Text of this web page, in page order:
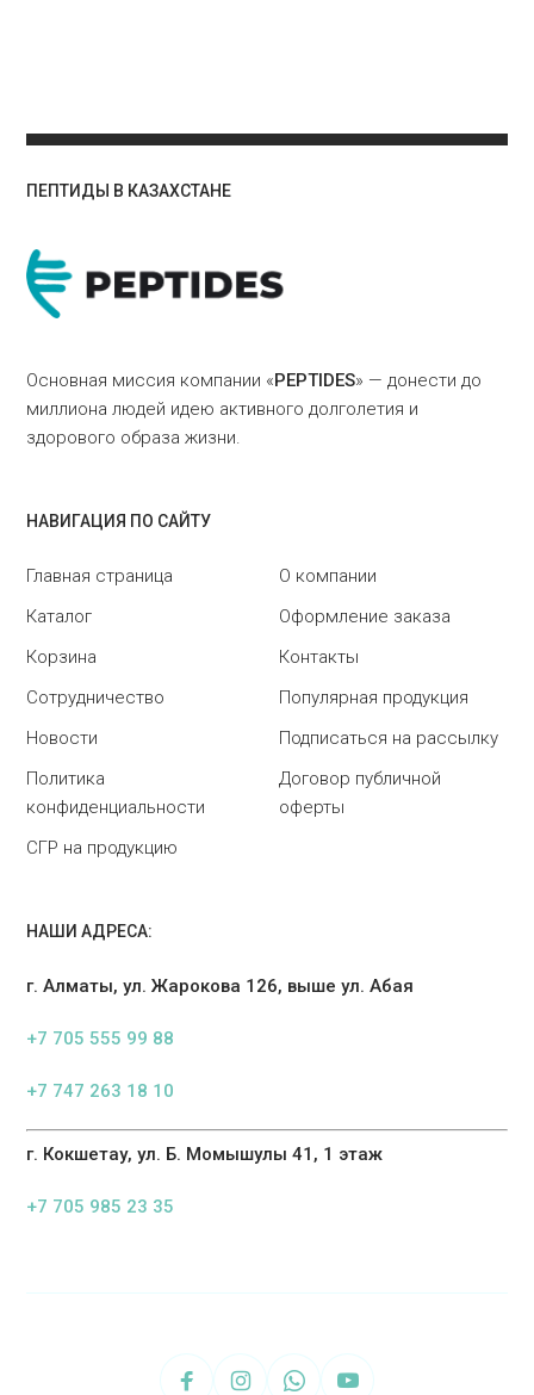
ПЕПТИДЫ В КАЗАХСТАНЕ
Основная миссия компании «PEPTIDES» — донести до
миллиона людей идею активного долголетия и
здорового образа жизни.
НАВИГАЦИЯ ПО САЙТУ
Главная страница
О компании
Каталог
Оформление заказа
Корзина
Контакты
Сотрудничество
Популярная продукция
Новости
Подписаться на рассылку
Политика
конфиденциальности
Договор публичной
оферты
СГР на продукцию
НАШИ АДРЕСА:
г. Алматы, ул. Жарокова 126, выше ул. Абая
+7 705 555 99 88
+7 747 263 18 10
г. Кокшетау, ул. Б. Момышулы 41, 1 этаж
+7 705 985 23 35